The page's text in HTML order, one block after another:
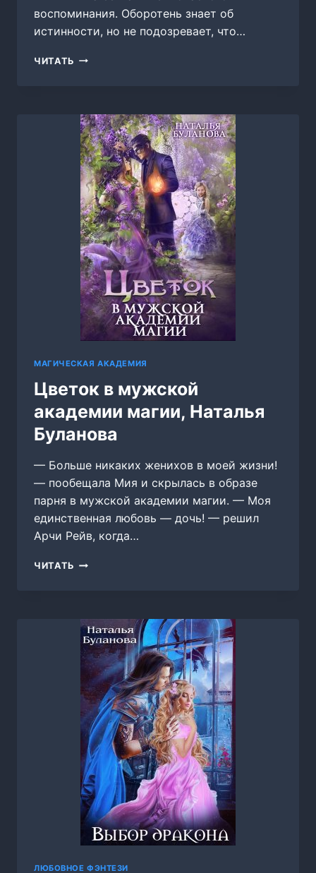
воспоминания. Оборотень знает об
истинности, но не подозревает, что…
ЧИТАТЬ ОБОРОТЕНЬ
НАТАЛЬЯ
БУЛАНОВА
МАГИЧЕСКАЯ АКАДЕМИЯ
Цветок в мужской
академии магии, Наталья
Буланова
— Больше никаких женихов в моей жизни!
— пообещала Мия и скрылась в образе
парня в мужской академии магии. — Моя
единственная любовь — дочь! — решил
Арчи Рейв, когда…
ЧИТАТЬ ЦВЕТОК
МАГИИ,
НАТАЛЬЯ
БУЛАНОВА
ЛЮБОВНОЕ ФЭНТЕЗИ